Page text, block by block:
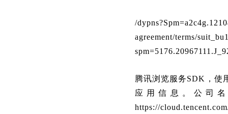
/
agreement/terms/
腾讯浏览服务SDK，使
应用信息。公司
https://